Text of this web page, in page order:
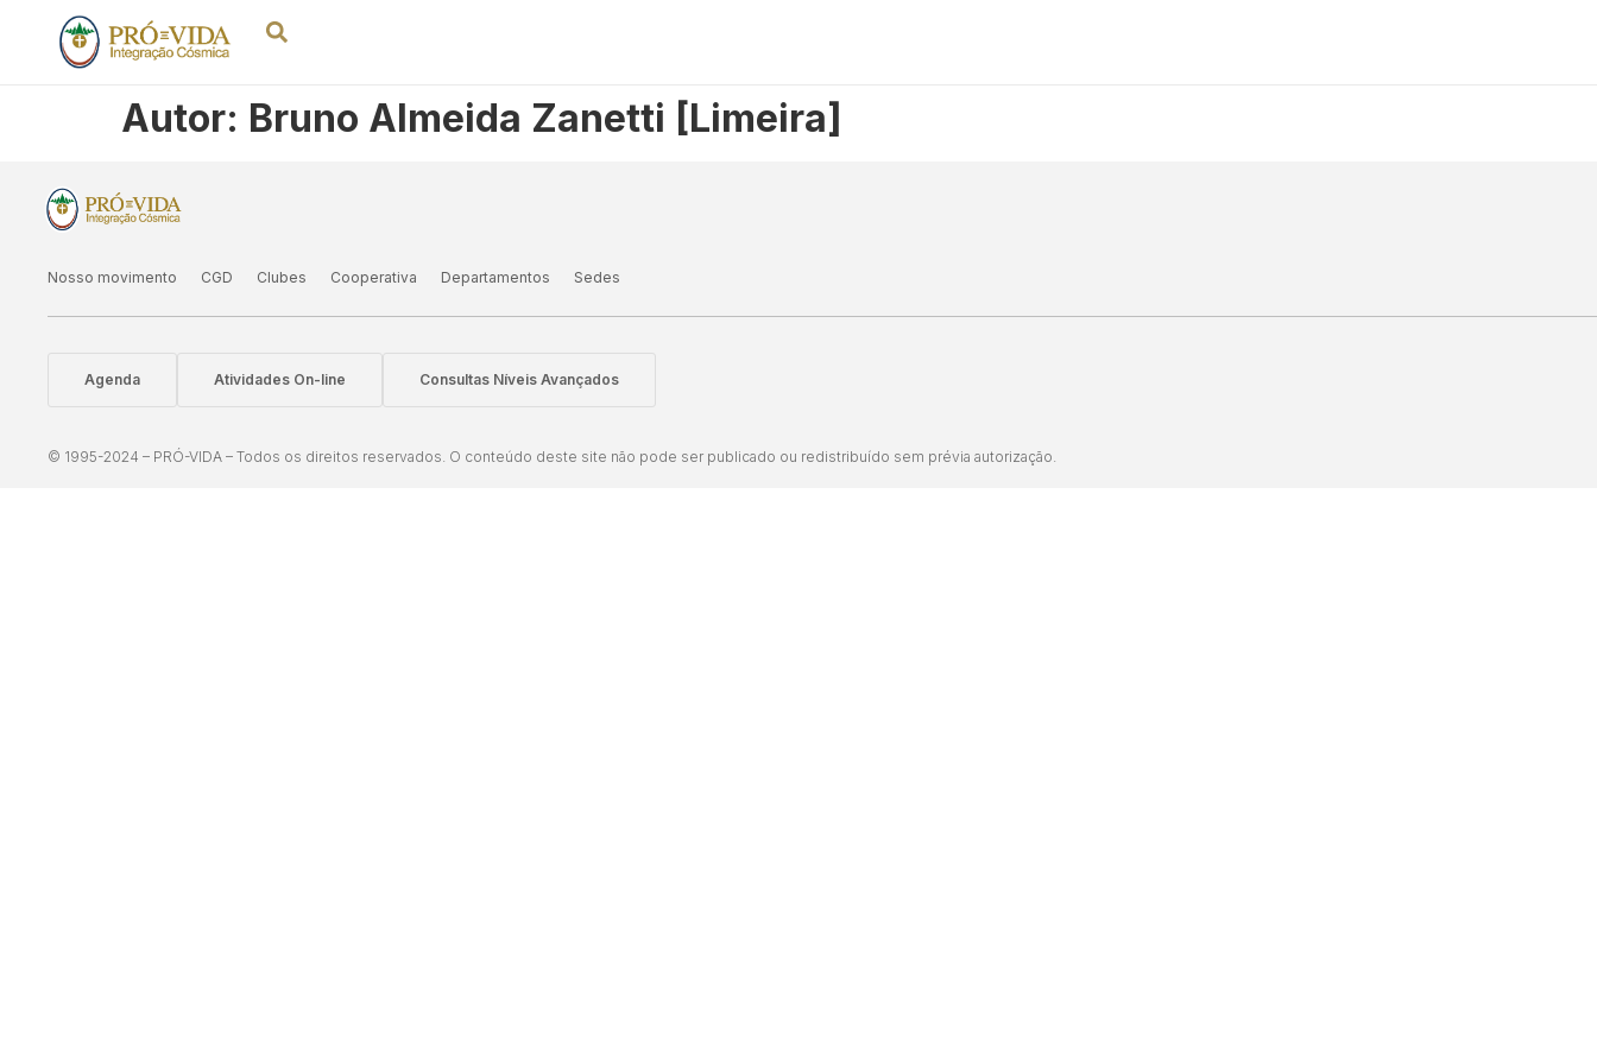
Autor: Bruno Almeida Zanetti [Limeira]
Nosso movimento CGD Clubes Cooperativa Departamentos Sedes
Agenda Atividades On-line Consultas Níveis Avançados
© 1995-2024 – PRÓ-VIDA – Todos os direitos reservados. O conteúdo deste site não pode ser publicado ou redistribuído sem prévia autorização.